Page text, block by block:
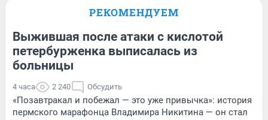
РЕКОМЕНДУЕМ
Выжившая после атаки с кислотой
петербурженка выписалась из
больницы
4 часа 2 240 Обсудить
«Позавтракал и побежал — это уже привычка»: история
пермского марафонца Владимира Никитина — он стал